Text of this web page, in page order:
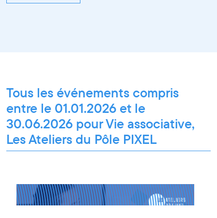
Tous les événements compris
entre le 01.01.2026 et le
30.06.2026 pour Vie associative,
Les Ateliers du Pôle PIXEL